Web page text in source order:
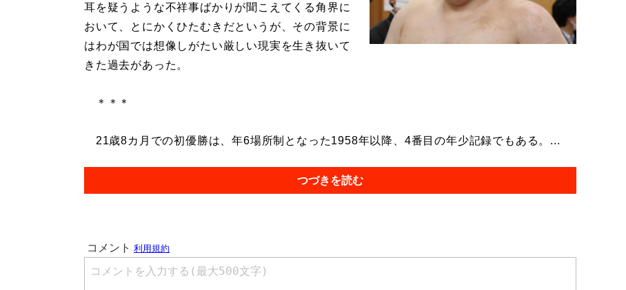
耳を疑うような不祥事ばかりが聞こえてくる角界に
おいて、とにかくひたむきだというが、その背景に
はわが国では想像しがたい厳しい現実を生き抜いて
きた過去があった。
＊＊＊
21歳8カ月での初優勝は、年6場所制となった1958年以降、4番目の年少記録でもある。...
つづきを読む